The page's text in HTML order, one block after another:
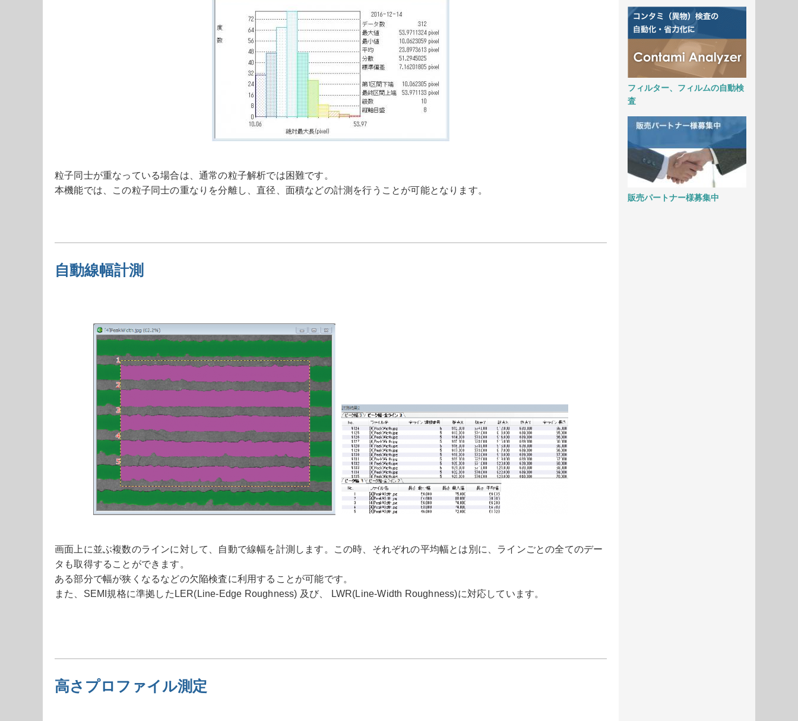
粒子同士が重なっている場合は、通常の粒子解析では困難です。
本機能では、この粒子同士の重なりを分離し、直径、面積などの計測を行うことが可能となります。
自動線幅計測
画面上に並ぶ複数のラインに対して、自動で線幅を計測します。この時、それぞれの平均幅とは別に、ラインごとの全てのデー
タも取得することができます。
ある部分で幅が狭くなるなどの欠陥検査に利用することが可能です。
また、SEMI規格に準拠したLER(Line-Edge Roughness) 及び、 LWR(Line-Width Roughness)に対応しています。
高さプロファイル測定
フィルター、フィルムの自動検
査
販売パートナー様募集中